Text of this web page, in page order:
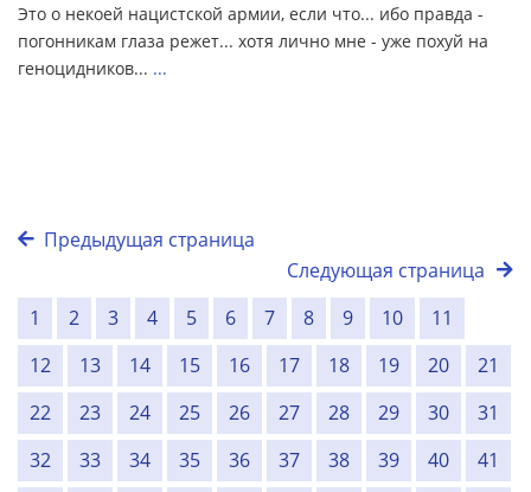
Это о некоей нацистской армии, если что... ибо правда -
погонникам глаза режет... хотя лично мне - уже похуй на
геноцидников... ...
Предыдущая страница
Следующая страница
1
2 3 4 5 6 7 8 9 10
11
12
13 14 15 16 17 18 19 20
21
22
23 24 25 26 27 28 29 30
31
32
33 34 35 36 37 38 39 40
41